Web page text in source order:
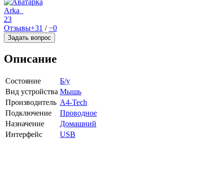
Arka_
23
Отзывы+31 /−0
Задать вопрос
Описание
Состояние
Б/у
Вид устройства Мышь
Производитель A4-Tech
Подключение
Проводное
Назначение
Домашний
Интерфейс
USB